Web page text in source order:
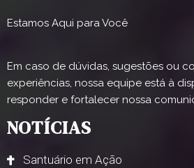
Estamos Aqui para Você
Em caso de dúvidas, sugestões ou
experiências, nossa equipe está à
responder e fortalecer nossa
NOTÍCIAS
Santuário em Ação